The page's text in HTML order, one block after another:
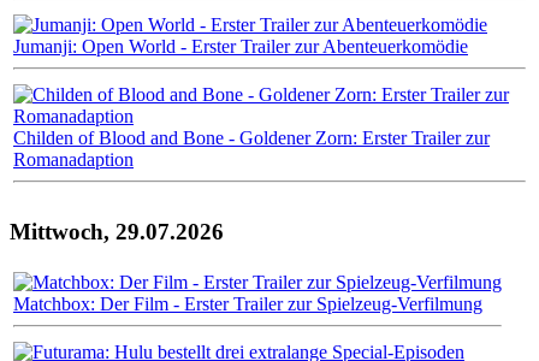
Jumanji: Open World - Erster Trailer zur Abenteuerkomödie
Childen of Blood and Bone - Goldener Zorn: Erster Trailer zur
Romanadaption
Mittwoch, 29.07.2026
Matchbox: Der Film - Erster Trailer zur Spielzeug-Verfilmung